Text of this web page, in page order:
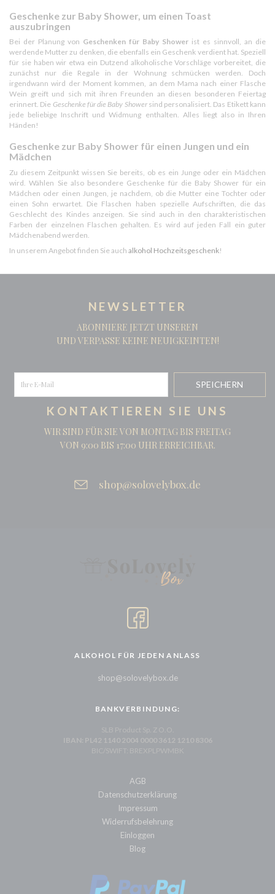
Geschenke zur Baby Shower, um einen Toast
auszubringen
Bei der Planung von Geschenken für Baby Shower ist es sinnvoll, an die
werdende Mutter zu denken, die ebenfalls ein Geschenk verdient hat. Speziell
für sie haben wir etwa ein Dutzend alkoholische Vorschläge vorbereitet, die
zunächst nur die Regale in der Wohnung schmücken werden. Doch
irgendwann wird der Moment kommen, an dem Mama nach einer Flasche
Wein greift und sich mit ihren Freunden an diesen besonderen Feiertag
erinnert. Die Geschenke für die Baby Showersind personalisiert. Das Etikett kann
jede beliebige Inschrift und Widmung enthalten. Alles liegt also in Ihren
Händen!
Geschenke zur Baby Shower für einen Jungen und ein
Mädchen
Zu diesem Zeitpunkt wissen Sie bereits, ob es ein Junge oder ein Mädchen
wird. Wählen Sie also besondere Geschenke für die Baby Shower für ein
Mädchen oder einen Jungen, je nachdem, ob die Mutter eine Tochter oder
einen Sohn erwartet. Die Flaschen haben spezielle Aufschriften, die das
Geschlecht des Kindes anzeigen. Sie sind auch in den charakteristischen
Farben der einzelnen Flaschen gehalten. Es wird auf jeden Fall ein guter
Mädchenabend werden.
In unserem Angebot finden Sie auch alkohol Hochzeitsgeschenk!
NEWSLETTER
ABONNIERE JETZT UNSEREN
UND VERPASSE KEINE NEUIGKEINTEN!
KONTAKTIEREN SIE UNS
WIR SIND FÜR SIE VON MONTAG BIS FREITAG
VON 9:00 BIS 17:00 UHR ERREICHBAR.
shop@solovelybox.de
ALKOHOL FÜR JEDEN ANLASS
shop@solovelybox.de
BANKVERBINDUNG:
SLB Product Sp. Z O.O.
IBAN: PL42 1140 2004 0000 3612 1210 8306
BIC/SWIFT: BREXPLPWMBK
AGB
Datenschutzerklärung
Impressum
Widerrufsbelehrung
Einloggen
Blog